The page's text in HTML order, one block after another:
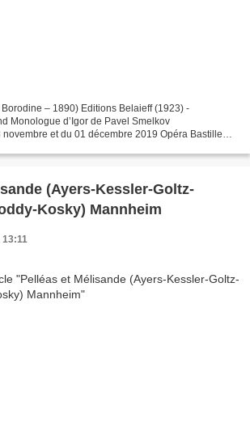
– 1890) Editions Belaieff (1923) -
Monologue d’Igor de Pavel Smelkov
et du 01 décembre 2019 Opéra Bastille
(Ayers-Kessler-Goltz-
Kosky) Mannheim